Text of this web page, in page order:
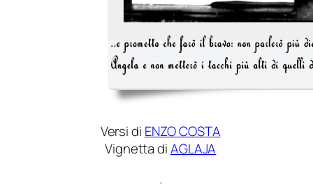
Versi di ENZO COSTA
Vignetta diAGLAJA
.